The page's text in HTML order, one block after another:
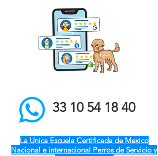
el mejor entrenador de
perros a domicilio qro ver
pue gdl cdmx mty cdmx
modest dog adiestramiento
33 10 54 18 40
La Unica Escuela Certificada de Mexico
Nacional e internacional Perros de Servicio y